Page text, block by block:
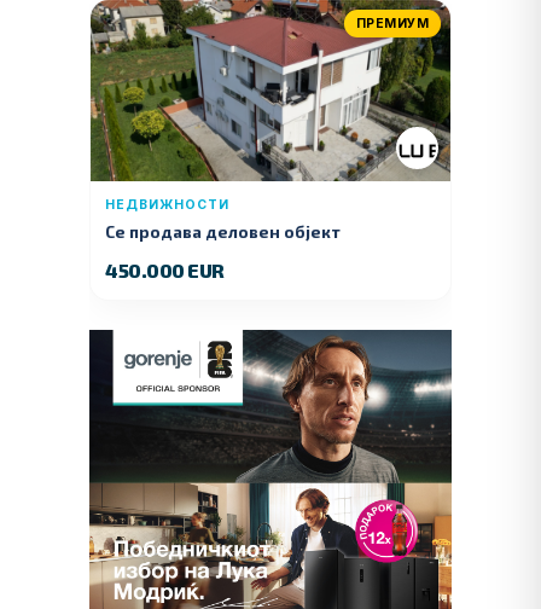
ПРЕМИУМ
НЕДВИЖНОСТИ
Се продава деловен објект
450.000 EUR